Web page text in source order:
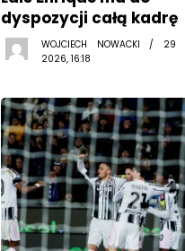
dyspozycji całą kadrę
WOJCIECH NOWACKI / 29
2026, 16:18